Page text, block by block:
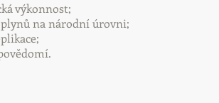
výkonnost;
na národní úrovni;